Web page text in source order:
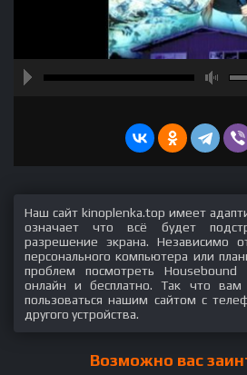
Наш сайт kinoplenka.top имеет
означает что всё будет
разрешение экрана. Независимо
персонального компьютера или
проблем посмотреть
онлайн и бесплатно. Так что вам
пользоваться нашим сайтом с
другого устройства.
Возможно вас